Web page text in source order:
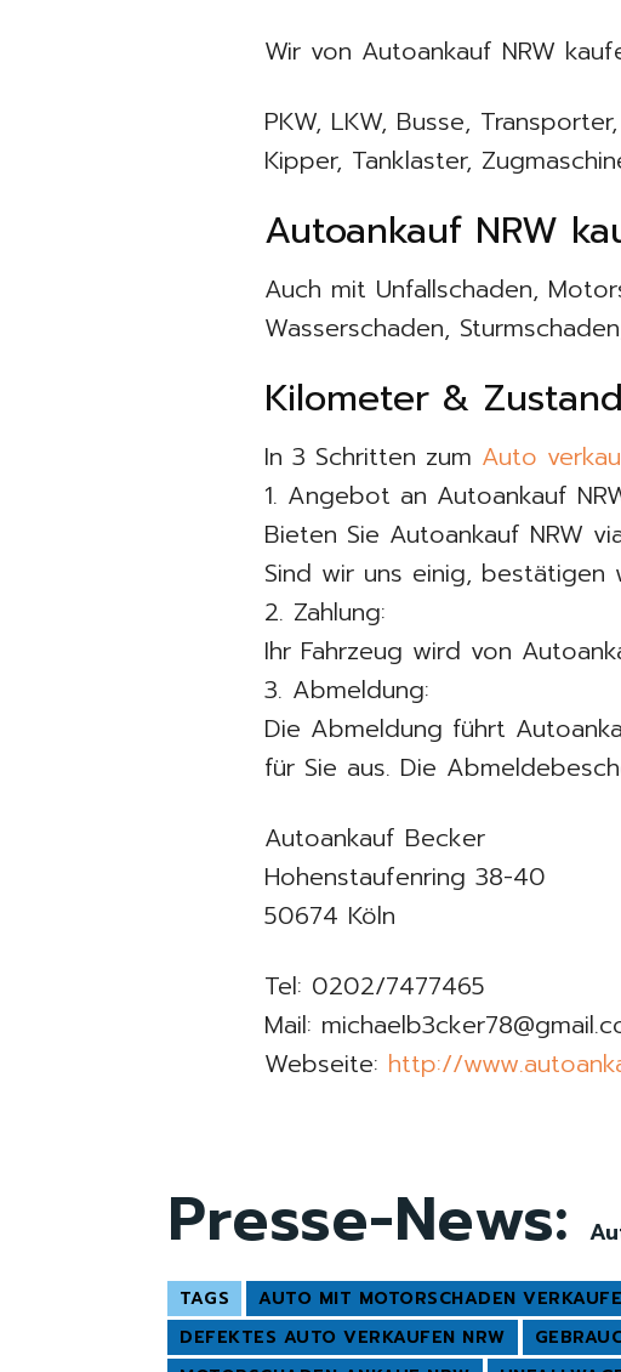
Wir von Autoankauf NRW
PKW, LKW, Busse,
Kipper, Tanklaster,
Autoankauf NRW
Auch mit Unfallschaden,
Wasserschaden,
Kilometer &
In 3 Schritten zum Auto
1. Angebot an Autoankauf
Bieten Sie Autoankauf NRW
Sind wir uns einig, bestätigen
2. Zahlung:
Ihr Fahrzeug wird von
3. Abmeldung:
Die Abmeldung führt
für Sie aus. Die
Autoankauf Becker
Hohenstaufenring 38-40
50674 Köln
Tel: 0202/7477465
Mail:
Webseite: http://
Presse-News:
TAGS AUTO MIT MOTORSCHADEN
DEFEKTES AUTO VERKAUFEN NRW